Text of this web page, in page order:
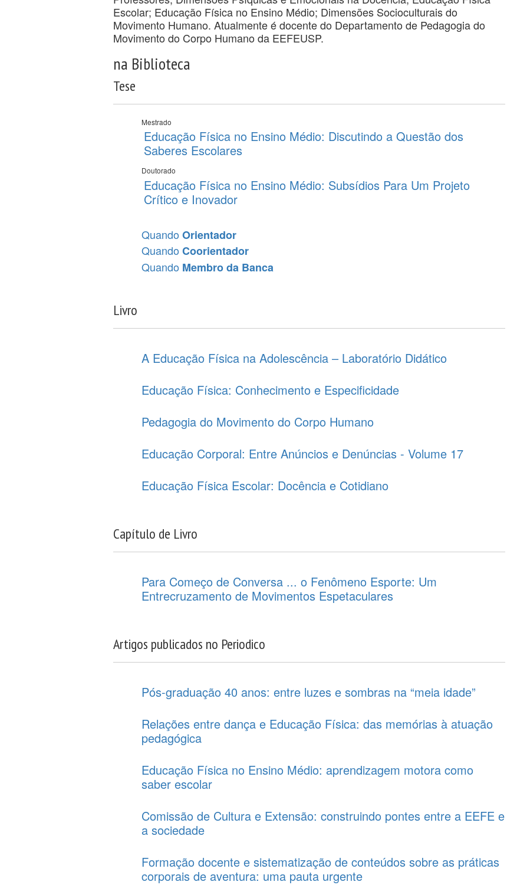
Escolar; Educação Física no Ensino Médio; Dimensões Socioculturais do
Movimento Humano. Atualmente é docente do Departamento de Pedagogia do
Movimento do Corpo Humano da EEFEUSP.
na Biblioteca
Tese
Mestrado
Educação Física no Ensino Médio: Discutindo a Questão dos
Saberes Escolares
Doutorado
Educação Física no Ensino Médio: Subsídios Para Um Projeto
Crítico e Inovador
QuandoOrientador
QuandoCoorientador
Quando Membro da Banca
Livro
A Educação Física na Adolescência – Laboratório Didático
Educação Física: Conhecimento e Especificidade
Pedagogia do Movimento do Corpo Humano
Educação Corporal: Entre Anúncios e Denúncias - Volume 17
Educação Física Escolar: Docência e Cotidiano
Capítulo de Livro
Para Começo de Conversa ... o Fenômeno Esporte: Um
Entrecruzamento de Movimentos Espetaculares
Artigos publicados no Periodico
Pós-graduação 40 anos: entre luzes e sombras na “meia idade”
Relações entre dança e Educação Física: das memórias à atuação
pedagógica
Educação Física no Ensino Médio: aprendizagem motora como
saber escolar
Comissão de Cultura e Extensão: construindo pontes entre a EEFE e
a sociedade
Formação docente e sistematização de conteúdos sobre as práticas
corporais de aventura: uma pauta urgente